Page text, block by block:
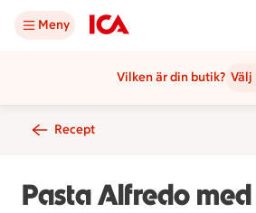
Meny
Vilken är din butik? Välj
Recept
Pasta Alfredo